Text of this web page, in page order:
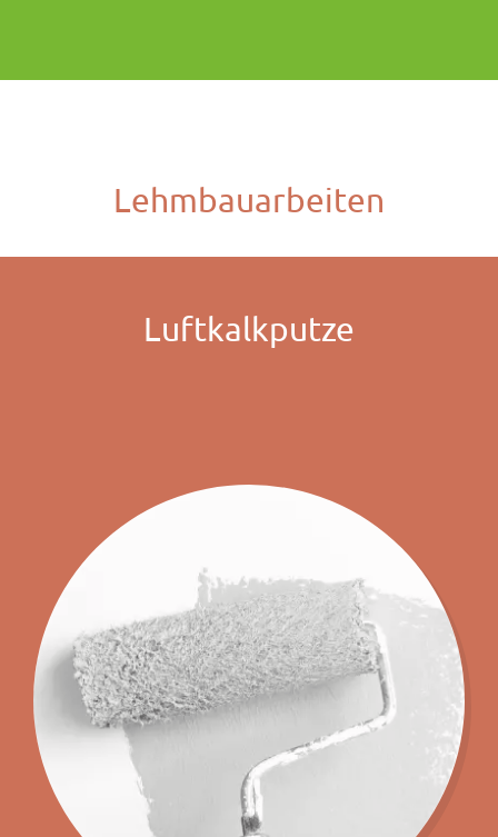
Lehmbauarbeiten
Luftkalkputze